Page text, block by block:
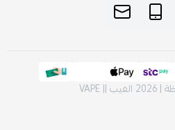
الفيب || VAPE